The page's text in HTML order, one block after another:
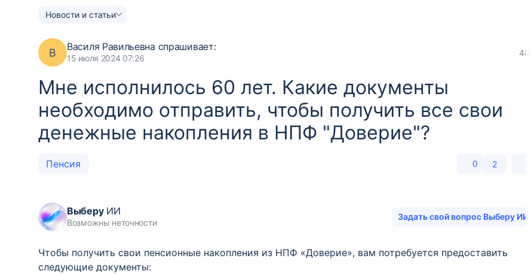
Новости и статьи
В Василя Равильевна спрашивает:
15 июля 2024 07:26
486
Мне исполнилось 60 лет. Какие документы
необходимо отправить, чтобы получить все свои
денежные накопления в НПФ "Доверие"?
Пенсия 0 2
ВыберуИИ
Возможны неточности
Задать свой вопрос Выберу ИИ
Чтобы получить свои пенсионные накопления из НПФ «Доверие», вам потребуется предоставить
следующие документы: